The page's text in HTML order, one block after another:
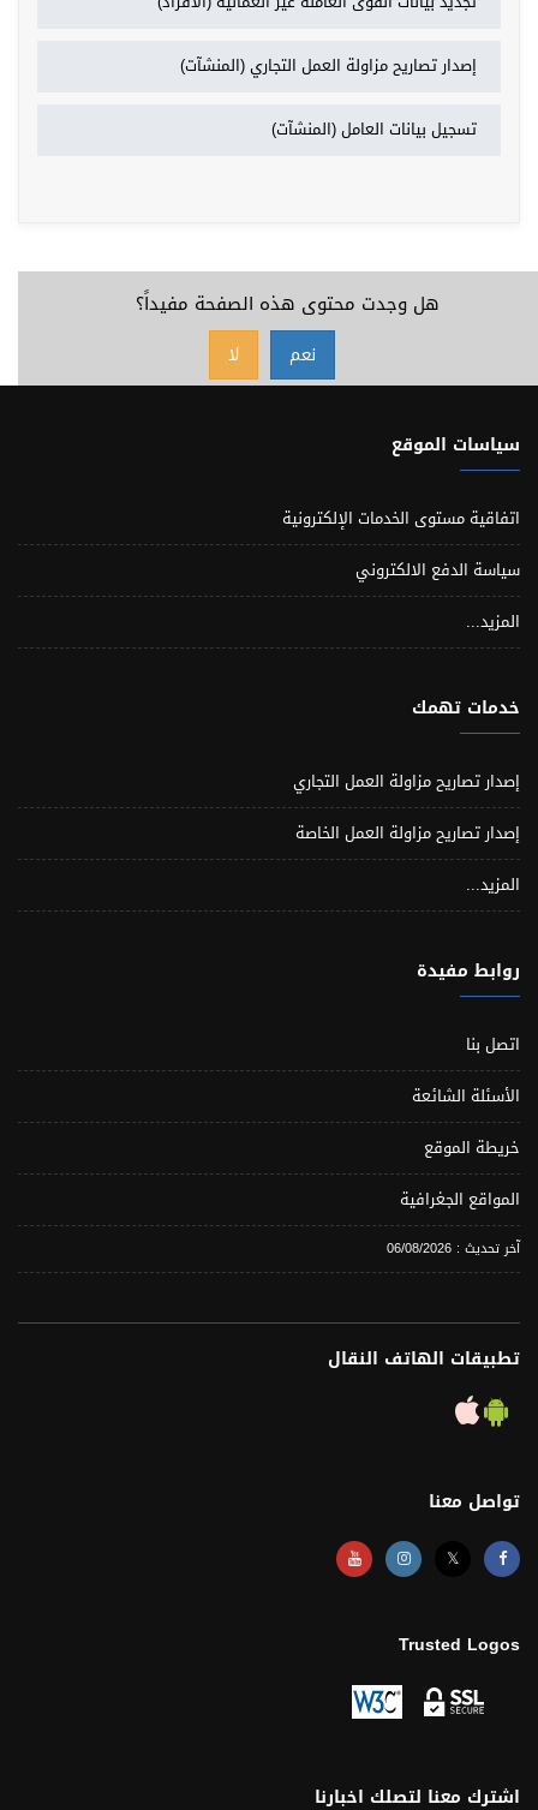
إصدار تصاريح مزاولة العمل التجاري (المنشآت)
تسجيل بيانات العامل (المنشآت)
هل وجدت محتوى هذه الصفحة مفيداً؟
نعم لا
سياسات الموقع
اتفاقية مستوى الخدمات الإلكترونية
سياسة الدفع الالكتروني
المزيد...
خدمات تهمك
إصدار تصاريح مزاولة العمل التجاري
إصدار تصاريح مزاولة العمل الخاصة
المزيد...
روابط مفيدة
اتصل بنا
الأسئلة الشائعة
خريطة الموقع
المواقع الجغرافية
آخر تحديث : 06/08/2026
تطبيقات الهاتف النقال
تواصل معنا
𝕏
Trusted Logos
اشترك معنا لتصلك اخبارنا